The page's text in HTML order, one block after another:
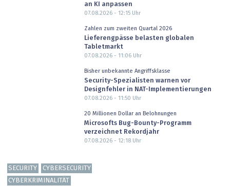
an KI anpassen
07.08.2026 - 12:15Uhr
Zahlen zum zweiten Quartal 2026
Lieferengpässe belasten globalen
Tabletmarkt
07.08.2026 - 11:06Uhr
Bisher unbekannte Angriffsklasse
Security-Spezialisten warnen vor
Designfehler in NAT-Implementierungen
07.08.2026 - 11:50 Uhr
20 Millionen Dollar an Belohnungen
Microsofts Bug-Bounty-Programm
verzeichnet Rekordjahr
07.08.2026 - 12:18Uhr
SECURITY
CYBERSECURITY
CYBERKRIMINALITÄT